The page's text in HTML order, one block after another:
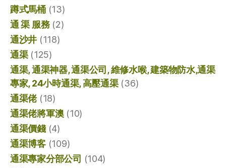
蹲式馬桶(13)
通 渠 服務(2)
通沙井 (118)
通渠(125)
通渠, 通渠神器, 通渠公司, 維修水喉, 建築物防水,通渠
專家, 24小時通渠, 高壓通渠(36)
通渠佬(18)
通渠佬將軍澳(10)
通渠價錢(4)
通渠博客(109)
通渠專家分部公司 (104)